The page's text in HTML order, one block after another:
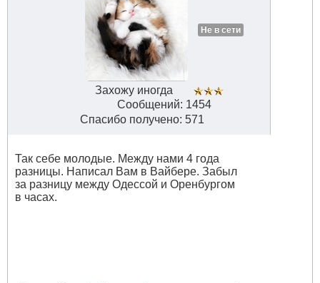
Не в сети
Захожу иногда
Сообщений: 1454
Спасибо получено: 571
Так себе молодые. Между нами 4 года
разницы. Написал Вам в Вайбере. Забыл
за разницу между Одессой и Оренбургом
в часах.